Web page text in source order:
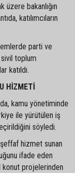
üzere bakanlığın
katılımcıların
parti ve
toplum
katıldı.
HİZMETİ
kamu yönetiminde
ile yürütülen iş
söyledi.
hizmet sunan
ifade eden
projelerinden